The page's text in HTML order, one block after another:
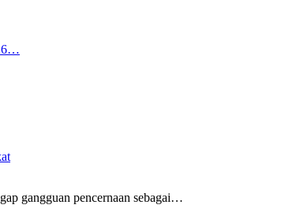
gangguan pencernaan sebagai…